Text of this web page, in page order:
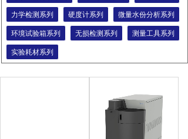
力学检测系列 硬度计系列 微量水份分析系列
环境试验箱系列 无损检测系列 测量工具系列
实验耗材系列